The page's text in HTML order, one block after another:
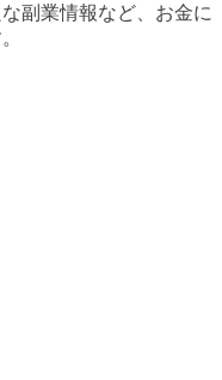
副業情報など、お金に